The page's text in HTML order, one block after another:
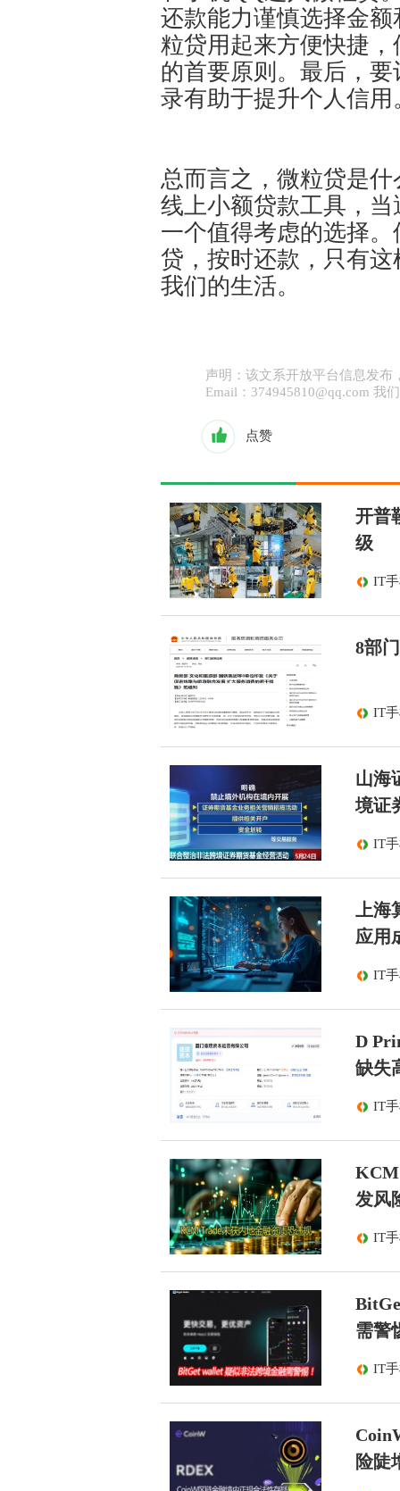
还款能力谨慎选择金
粒贷用起来方便快捷
的首要原则。最后，
录有助于提升个人信用
总而言之，微粒贷是
线上小额贷款工具，
一个值得考虑的选择
贷，按时还款，只有
我们的生活。
声明：该文系开放平台信息发
Email：374945810@qq.com 我
点赞
开普
级
IT
8部
IT
山海
境证
IT
上海
应用
IT
D
缺失
IT
KCM
发风
IT
需警
IT
险陡